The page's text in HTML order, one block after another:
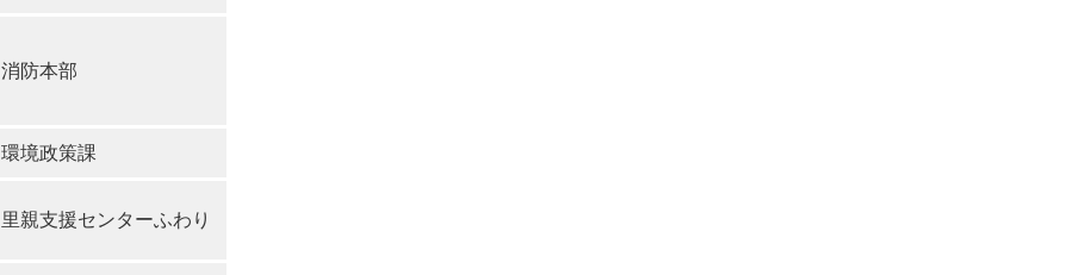
消防本部
環境政策課
里親支援センターふわり